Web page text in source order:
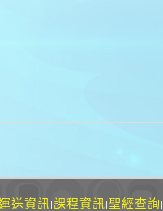
送資訊 |課程資訊 |聖經查詢 |